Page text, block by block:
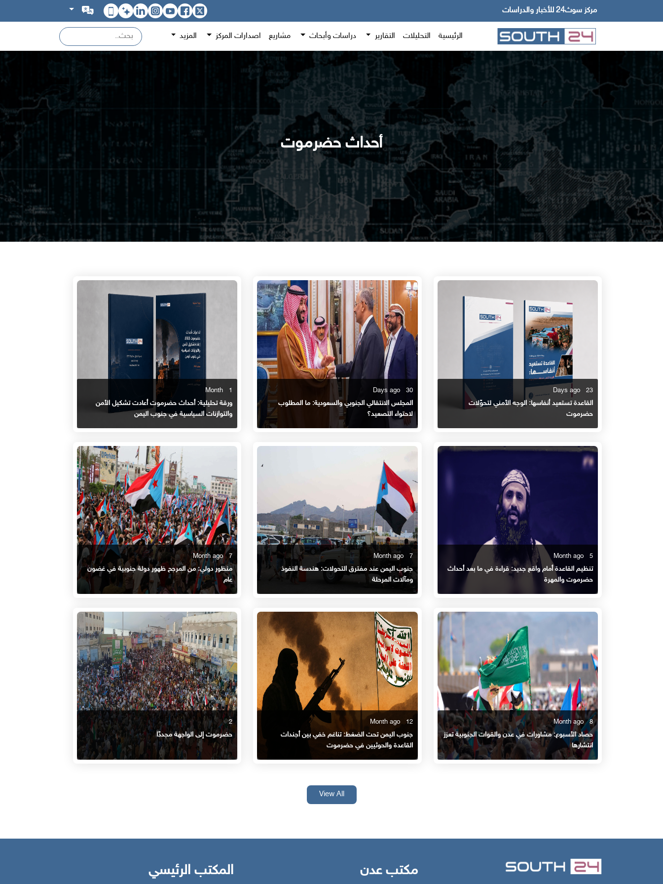
مركز سوث24 للأخبار والدراسات
الرئيسية التحليلات التقارير دراسات وأبحاث مشاريع اصدارات المركز المزيد
أحداث حضرموت
23 Days ago
القاعدة تستعيد أنفاسها: الوجه الأمني لتحوّلات
حضرموت
30 Days ago
المجلس الانتقالي الجنوبي والسعودية: ما المطلوب
لاحتواء التصعيد؟
1 Month
ورقة تحليلية: أحداث حضرموت أعادت تشكيل الأمن
والتوازنات السياسية في جنوب اليمن
5 Month ago
تنظيم القاعدة أمام واقع جديد: قراءة في ما بعد أحداث
حضرموت والمهرة
7 Month ago
جنوب اليمن عند مفترق التحولات: هندسة النفوذ
ومآلات المرحلة
7 Month ago
منظور دولي: من المرجح ظهور دولة جنوبية في غضون
عام
8 Month ago
حصاد الأسبوع: مشاورات في عدن والقوات الجنوبية تعزز
انتشارها
12 Month ago
جنوب اليمن تحت الضغط: تناغم خفي بين أجندات
القاعدة والحوثيين في حضرموت
2
حضرموت إلى الواجهة مجددًا
View All
مكتب عدن المكتب الرئيسي